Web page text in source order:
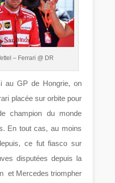
– Ferrari @ DR
au GP de Hongrie, on
placée sur orbite pour
champion du monde
En tout cas, au moins
ce fut fiasco sur
disputées depuis la
et Mercedes triompher